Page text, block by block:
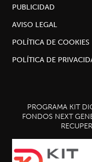
PUBLICIDAD
AVISO LEGAL
POLÍTICA DE COOKIES
POLÍTICA DE
PROGRAMA KIT
FONDOS NEXT